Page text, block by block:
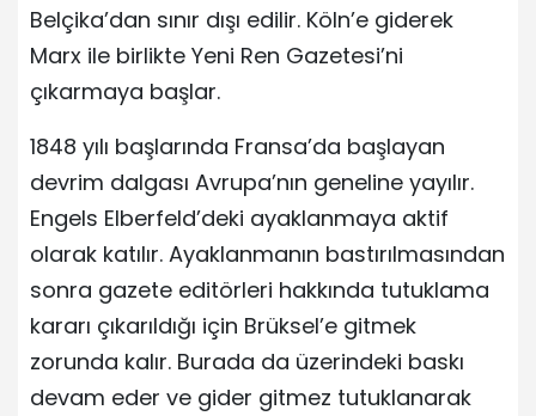
Belçika’dan sınır dışı edilir. Köln’e giderek
Marx ile birlikte Yeni Ren Gazetesi’ni
çıkarmaya başlar.
1848 yılı başlarında Fransa’da başlayan
devrim dalgası Avrupa’nın geneline yayılır.
Engels Elberfeld’deki ayaklanmaya aktif
olarak katılır. Ayaklanmanın bastırılmasından
sonra gazete editörleri hakkında tutuklama
kararı çıkarıldığı için Brüksel’e gitmek
zorunda kalır. Burada da üzerindeki baskı
devam eder ve gider gitmez tutuklanarak